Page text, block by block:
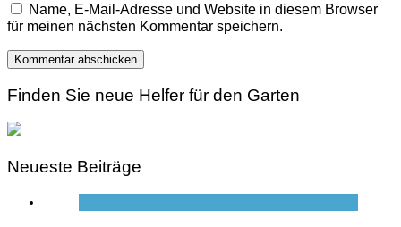
Name, E-Mail-Adresse und Website in diesem Browser
für meinen nächsten Kommentar speichern.
Finden Sie neue Helfer für den Garten
Neueste Beiträge